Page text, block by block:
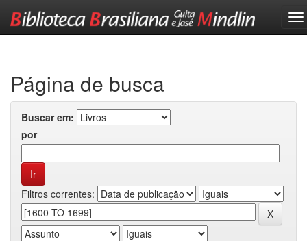
Página de busca
Buscar em:
por
Filtros correntes: